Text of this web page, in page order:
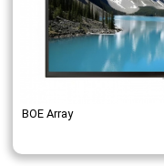
BOE Array